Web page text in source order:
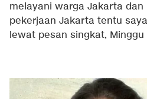
melayani warga Jakarta dan
pekerjaan Jakarta tentu
lewat pesan singkat, Minggu